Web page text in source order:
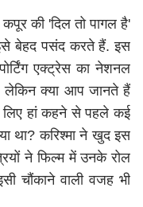
कपूर की 'दिल तो पागल है'
बेहद पसंद करते हैं. इस
एक्ट्रेस का नेशनल
लेकिन क्या आप जानते हैं
लिए हां कहने से पहले कई
था? करिश्मा ने खुद इस
ने फिल्म में उनके रोल
चौंकाने वाली वजह भी